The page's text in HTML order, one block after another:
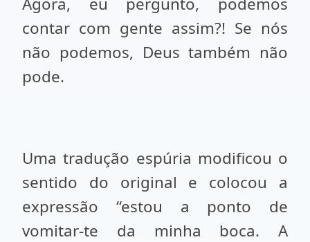
contar com gente assim?! Se nós
não podemos, Deus também não
pode.
Uma tradução espúria modificou o
sentido do original e colocou a
expressão “estou a ponto de
vomitar-te da minha boca. A